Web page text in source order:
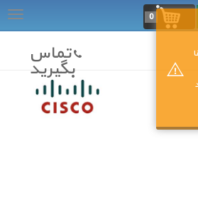
... 0
تماس
بگیرید